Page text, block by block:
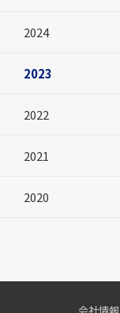
2024
2023
2022
2021
2020
会社情報